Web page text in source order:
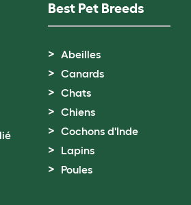
Best Pet Breeds
Abeilles
Canards
Chats
Chiens
Cochons d'Inde
Lapins
Poules